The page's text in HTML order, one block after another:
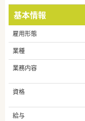
基本情報
雇用形態
業種
業務内容
資格
給与